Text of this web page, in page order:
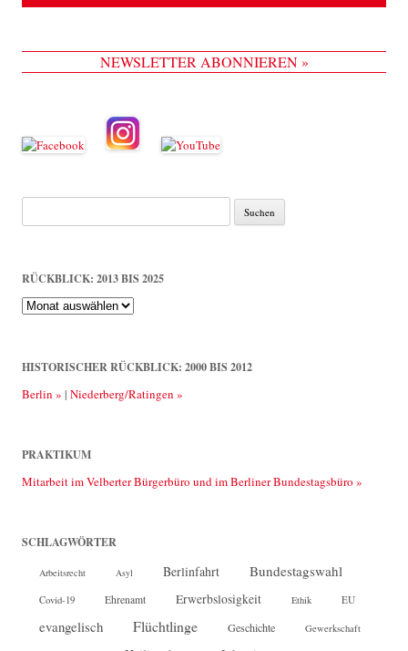
NEWSLETTER ABONNIEREN »
Suche
nach:
RÜCKBLICK: 2013 BIS 2025
Rückblick:
2013
HISTORISCHER RÜCKBLICK: 2000 BIS 2012
Berlin » | Niederberg/Ratingen »
PRAKTIKUM
Mitarbeit im Velberter Bürgerbüro und im Berliner Bundestagsbüro »
SCHLAGWÖRTER
Arbeitsrecht Asyl Berlinfahrt Bundestagswahl
Covid-19 Ehrenamt Erwerbslosigkeit Ethik EU
evangelisch Flüchtlinge Geschichte Gewerkschaft